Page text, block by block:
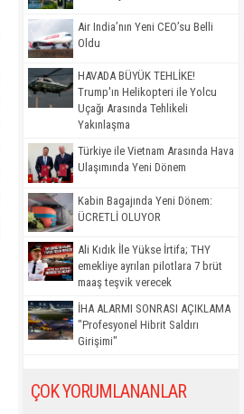
Air India’nın Yeni CEO’su Belli
Oldu
HAVADA BÜYÜK TEHLİKE!
Trump'ın Helikopteri ile Yolcu
Uçağı Arasında Tehlikeli
Yakınlaşma
Türkiye ile Vietnam Arasında Hava
Ulaşımında Yeni Dönem
Kabin Bagajında Yeni Dönem:
ÜCRETLİ OLUYOR
Ali Kıdık İle Yükse İrtifa; THY
emekliye ayrılan pilotlara 7 brüt
maaş teşvik verecek
İHA ALARMI SONRASI AÇIKLAMA
"Profesyonel Hibrit Saldırı
Girişimi"
ÇOK YORUMLANANLAR